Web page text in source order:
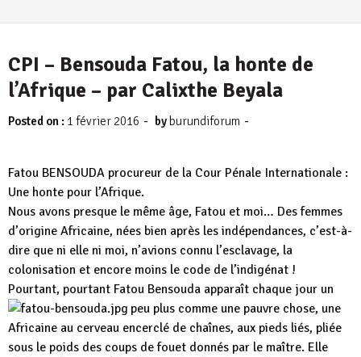
CPI – Bensouda Fatou, la honte de
l’Afrique – par Calixthe Beyala
Posted on : 1 février 2016 - by burundiforum -
Fatou BENSOUDA procureur de la Cour Pénale Internationale :
Une honte pour l’Afrique.
Nous avons presque le même âge, Fatou et moi… Des femmes
d’origine Africaine, nées bien après les indépendances, c’est-à-
dire que ni elle ni moi, n’avions connu l’esclavage, la
colonisation et encore moins le code de l’indigénat !
Pourtant, pourtant Fatou Bensouda apparaît chaque jour un
peu plus comme une pauvre chose, une
Africaine au cerveau encerclé de chaînes, aux pieds liés, pliée
sous le poids des coups de fouet donnés par le maître. Elle